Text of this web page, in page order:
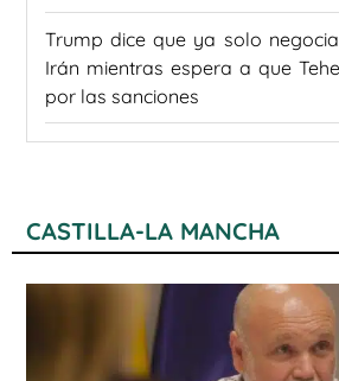
Trump dice que ya solo
Irán mientras espera a que
por las sanciones
CASTILLA-LA MANCHA